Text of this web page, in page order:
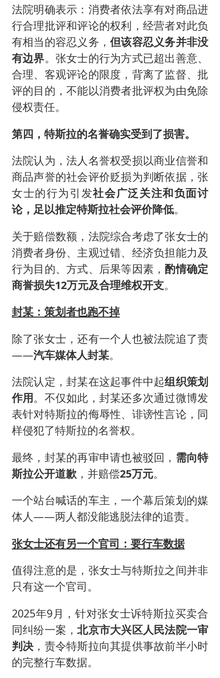
法院明确表示：消费者依法享有对商品进
行合理批评和评论的权利，经营者对此负
有相当的容忍义务，但该容忍义务并非没
有边界。张女士的行为方式已超出善意、
合理、客观评论的限度，背离了监督、批
评的目的，不能以消费者批评权为由免除
侵权责任。
第四，特斯拉的名誉确实受到了损害。
法院认为，法人名誉权受损以商业信誉和
商品声誉的社会评价贬损为判断依据，张
女士的行为引发社会广泛关注和负面讨
论，足以推定特斯拉社会评价降低。
关于赔偿数额，法院综合考虑了张女士的
消费者身份、主观过错、经济负担能力及
行为目的、方式、后果等因素， 酌情确定
商誉损失12万元及合理维权开支。
封某：策划者也跑不掉
除了张女士，还有一个人也被法院追了责
——汽车媒体人封某。
法院认定，封某在这起事件中起组织策划
作用。不仅如此，封某还多次通过微博发
表针对特斯拉的侮辱性、诽谤性言论，同
样侵犯了特斯拉的名誉权。
最终，封某的再审申请也被驳回， 需向特
斯拉公开道歉，并赔偿25万元。
一个站台喊话的车主，一个幕后策划的媒
体人——两人都没能逃脱法律的追责。
张女士还有另一个官司：要行车数据
值得注意的是，张女士与特斯拉之间并非
只有这一个官司。
2025年9月，针对张女士诉特斯拉买卖合
同纠纷一案，北京市大兴区人民法院一审
判决 ，责令特斯拉向其提供事故前半小时
的完整行车数据。